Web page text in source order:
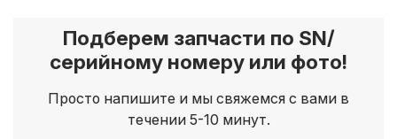
Подберем запчасти по SN/
серийному номеру или фото!
Просто напишите и мы свяжемся с вами в
течении 5-10 минут.